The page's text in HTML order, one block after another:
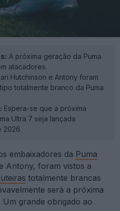
A próxima geração da Puma
atacadores.
Hutchinson e Antony foram
totalmente branco da Puma
Espera-se que a próxima
Ultra 7 seja lançada
2026.
embaixadores da Puma
Antony, foram vistos a
totalmente brancas
será a próxima
Um grande obrigado ao